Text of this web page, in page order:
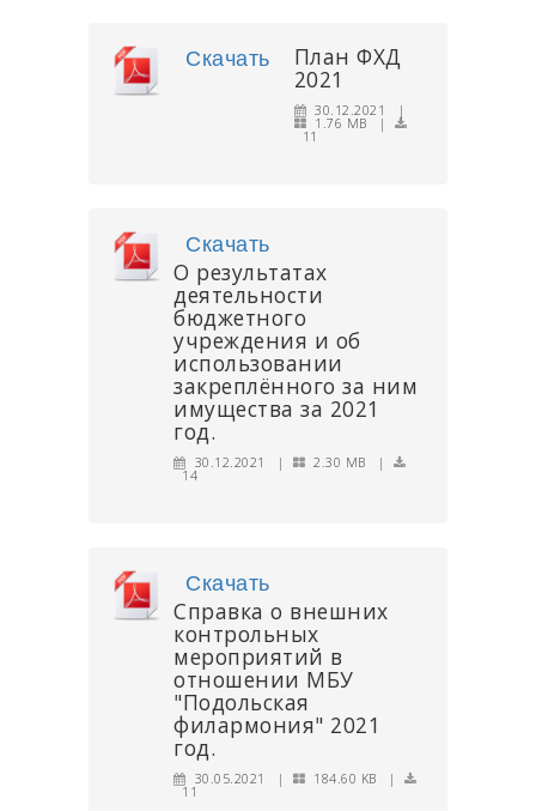
Скачать План ФХД
2021
30.12.2021 |
1.76 MB |
11
Скачать
О результатах
деятельности
бюджетного
учреждения и об
использовании
закреплённого за ним
имущества за 2021
год.
30.12.2021 | 2.30 MB |
14
Скачать
Справка о внешних
контрольных
мероприятий в
отношении МБУ
"Подольская
филармония" 2021
год.
30.05.2021 | 184.60 KB |
11